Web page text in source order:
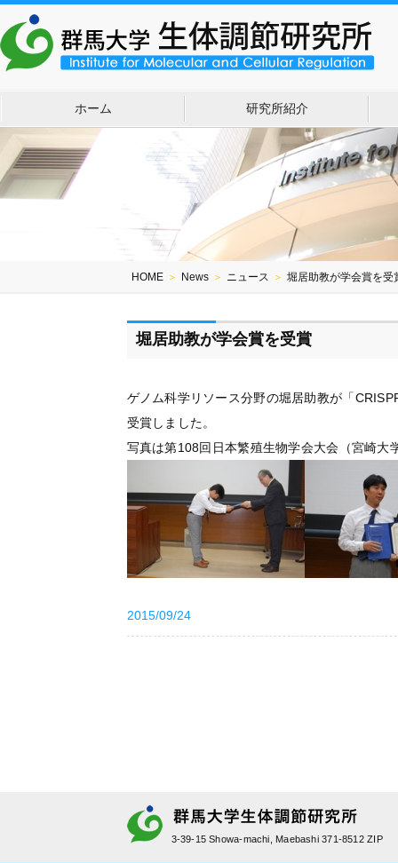
ホーム 研究所紹介
HOME ＞ News ＞ ニュース ＞ 堀居助教が学会賞を受
堀居助教が学会賞を受賞
ゲノム科学リソース分野の堀居助教が「
受賞しました。
写真は第108回日本繁殖生物学会大会（宮崎
2015/09/24
3-39-15 Showa-machi, Maebashi 371-8512 ZIP